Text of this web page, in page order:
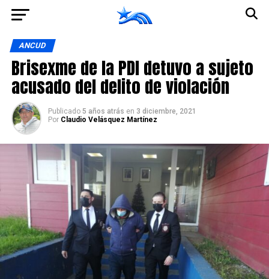
ANCUD
Brisexme de la PDI detuvo a sujeto
acusado del delito de violación
Publicado 5 años atrás en 3 diciembre, 2021
Por Claudio Velásquez Martínez
Ir a la versión móvil